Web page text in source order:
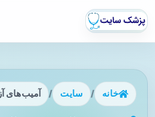
خانه / سایت / آمیب‌های